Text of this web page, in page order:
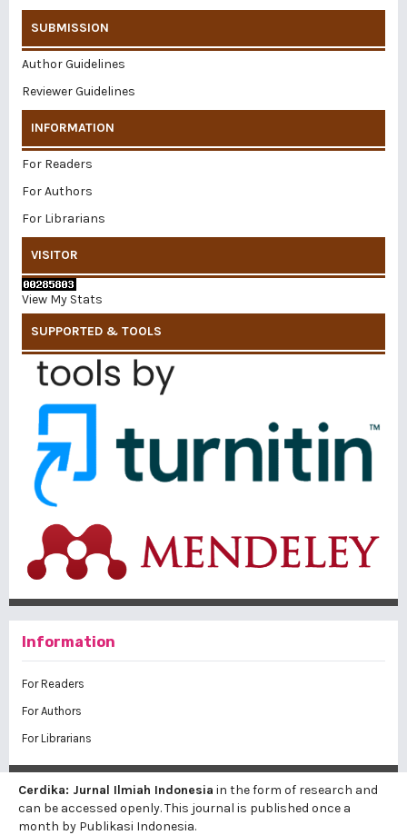
SUBMISSION
Author Guidelines
Reviewer Guidelines
INFORMATION
For Readers
For Authors
For Librarians
VISITOR
View My Stats
SUPPORTED & TOOLS
Information
For Readers
For Authors
For Librarians
Cerdika: Jurnal Ilmiah Indonesia in the form of research and
can be accessed openly. This journal is published once a
month by Publikasi Indonesia.